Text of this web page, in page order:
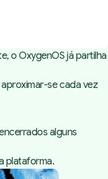
o OxygenOS já partilha
se cada vez
alguns
plataforma.